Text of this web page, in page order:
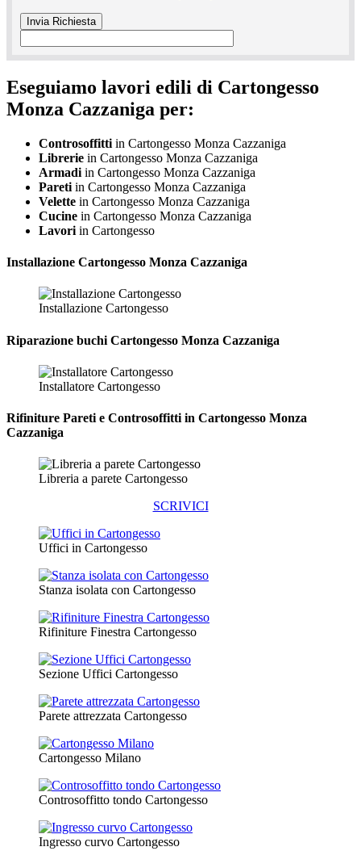
Eseguiamo lavori edili di Cartongesso
Monza Cazzaniga per:
Controsoffitti in Cartongesso Monza Cazzaniga
Librerie in Cartongesso Monza Cazzaniga
Armadi in Cartongesso Monza Cazzaniga
Pareti in Cartongesso Monza Cazzaniga
Velette in Cartongesso Monza Cazzaniga
Cucine in Cartongesso Monza Cazzaniga
Lavori in Cartongesso
Installazione Cartongesso Monza Cazzaniga
Installazione Cartongesso
Riparazione buchi Cartongesso Monza Cazzaniga
Installatore Cartongesso
Rifiniture Pareti e Controsoffitti in Cartongesso Monza
Cazzaniga
Libreria a parete Cartongesso
SCRIVICI
Uffici in Cartongesso
Stanza isolata con Cartongesso
Rifiniture Finestra Cartongesso
Sezione Uffici Cartongesso
Parete attrezzata Cartongesso
Cartongesso Milano
Controsoffitto tondo Cartongesso
Ingresso curvo Cartongesso